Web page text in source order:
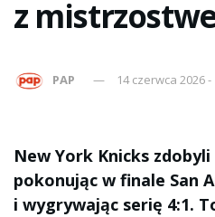
z
PAP 14 czerwca 2026 -
New York Knicks
pokonując w finale San
i wygrywając serię 4:1.